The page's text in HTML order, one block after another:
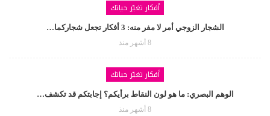
أفكار تغيّر حياتك
الشجار الزوجي أمر لا مفر منه: 3 أفكار تجعل شجاركما…
8 أشهر منذ
أفكار تغيّر حياتك
الوهم البصري: ما هو لون النقاط برأيكم؟ إجابتكم قد تكشف…
8 أشهر منذ